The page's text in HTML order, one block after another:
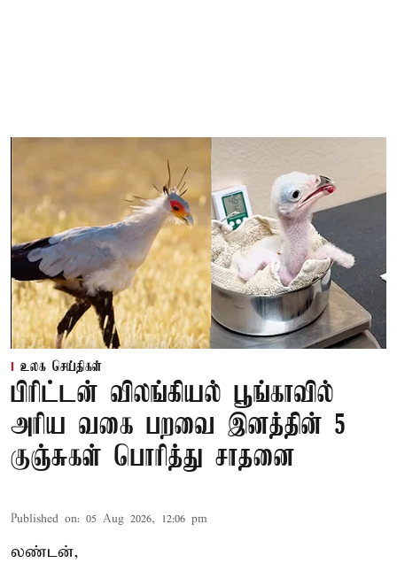
உலக செய்திகள்
பிரிட்டன் விலங்கியல் பூங்காவில்
அரிய வகை பறவை இனத்தின் 5
குஞ்சுகள் பொரித்து சாதனை
Published on: 05 Aug 2026, 12:06 pm
லண்டன்,